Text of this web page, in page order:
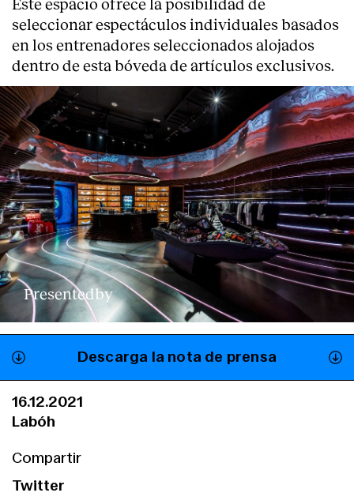
Servicios
seleccionar espectáculos individuales basados
en los entrenadores seleccionados alojados
dentro de esta bóveda de artículos exclusivos.
Presentedby
Descarga la nota de prensa
16.12.2021
Labóh
Compartir
Twitter